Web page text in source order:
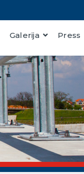
Galerija Press